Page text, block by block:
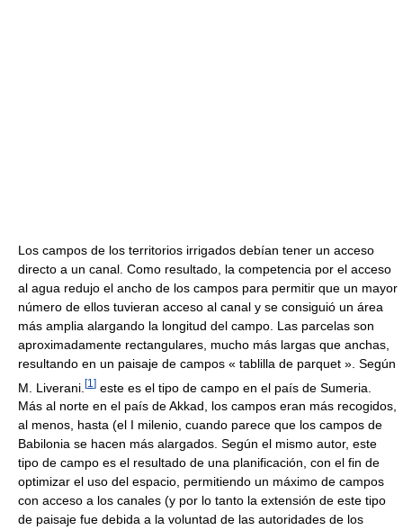
Los campos de los territorios irrigados debían tener un acceso
directo a un canal. Como resultado, la competencia por el acceso
al agua redujo el ancho de los campos para permitir que un mayor
número de ellos tuvieran acceso al canal y se consiguió un área
más amplia alargando la longitud del campo. Las parcelas son
aproximadamente rectangulares, mucho más largas que anchas,
resultando en un paisaje de campos « tablilla de parquet ». Según
M. Liverani. [1 ] este es el tipo de campo en el país de Sumeria.
Más al norte en el país de Akkad, los campos eran más recogidos,
al menos, hasta (el I milenio, cuando parece que los campos de
Babilonia se hacen más alargados. Según el mismo autor, este
tipo de campo es el resultado de una planificación, con el fin de
optimizar el uso del espacio, permitiendo un máximo de campos
con acceso a los canales (y por lo tanto la extensión de este tipo
de paisaje fue debida a la voluntad de las autoridades de los